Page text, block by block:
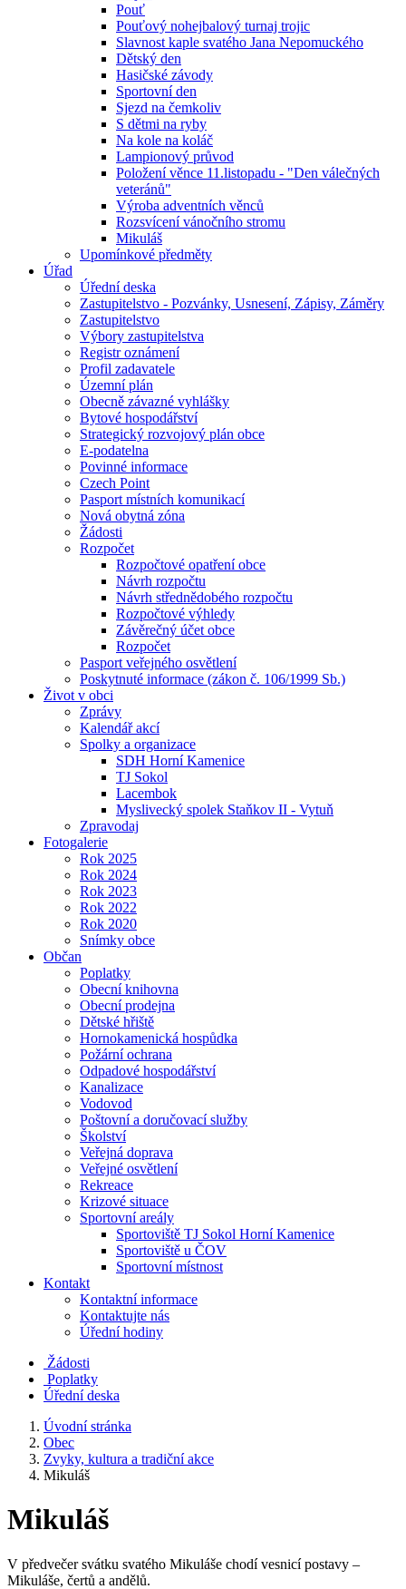
Pouť
Pouťový nohejbalový turnaj trojic
Slavnost kaple svatého Jana Nepomuckého
Dětský den
Hasičské závody
Sportovní den
Sjezd na čemkoliv
S dětmi na ryby
Na kole na koláč
Lampionový průvod
Položení věnce 11.listopadu - "Den válečných
veteránů"
Výroba adventních věnců
Rozsvícení vánočního stromu
Mikuláš
Upomínkové předměty
Úřad
Úřední deska
Zastupitelstvo - Pozvánky, Usnesení, Zápisy, Záměry
Zastupitelstvo
Výbory zastupitelstva
Registr oznámení
Profil zadavatele
Územní plán
Obecně závazné vyhlášky
Bytové hospodářství
Strategický rozvojový plán obce
E-podatelna
Povinné informace
Czech Point
Pasport místních komunikací
Nová obytná zóna
Žádosti
Rozpočet
Rozpočtové opatření obce
Návrh rozpočtu
Návrh střednědobého rozpočtu
Rozpočtové výhledy
Závěrečný účet obce
Rozpočet
Pasport veřejného osvětlení
Poskytnuté informace (zákon č. 106/1999 Sb.)
Život v obci
Zprávy
Kalendář akcí
Spolky a organizace
SDH Horní Kamenice
TJ Sokol
Lacembok
Myslivecký spolek Staňkov II - Vytuň
Zpravodaj
Fotogalerie
Rok 2025
Rok 2024
Rok 2023
Rok 2022
Rok 2020
Snímky obce
Občan
Poplatky
Obecní knihovna
Obecní prodejna
Dětské hřiště
Hornokamenická hospůdka
Požární ochrana
Odpadové hospodářství
Kanalizace
Vodovod
Poštovní a doručovací služby
Školství
Veřejná doprava
Veřejné osvětlení
Rekreace
Krizové situace
Sportovní areály
Sportoviště TJ Sokol Horní Kamenice
Sportoviště u ČOV
Sportovní místnost
Kontakt
Kontaktní informace
Kontaktujte nás
Úřední hodiny
Žádosti
Poplatky
Úřední deska
Úvodní stránka
Obec
Zvyky, kultura a tradiční akce
Mikuláš
Mikuláš
V předvečer svátku svatého Mikuláše chodí vesnicí postavy –
Mikuláše, čertů a andělů.